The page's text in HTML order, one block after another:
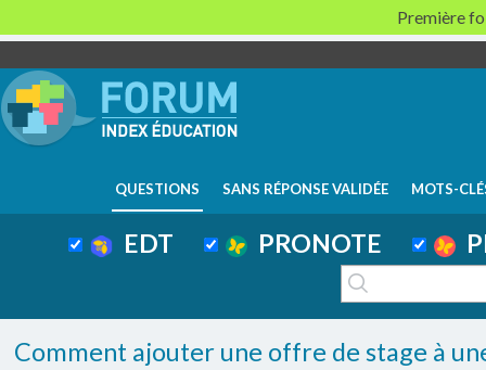
QUESTIONS SANS RÉPONSE VALIDÉE MOTS-
EDT PRONOTE
Comment ajouter une offre de stage à
Première